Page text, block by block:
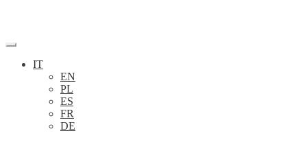
IT
EN
PL
ES
FR
DE